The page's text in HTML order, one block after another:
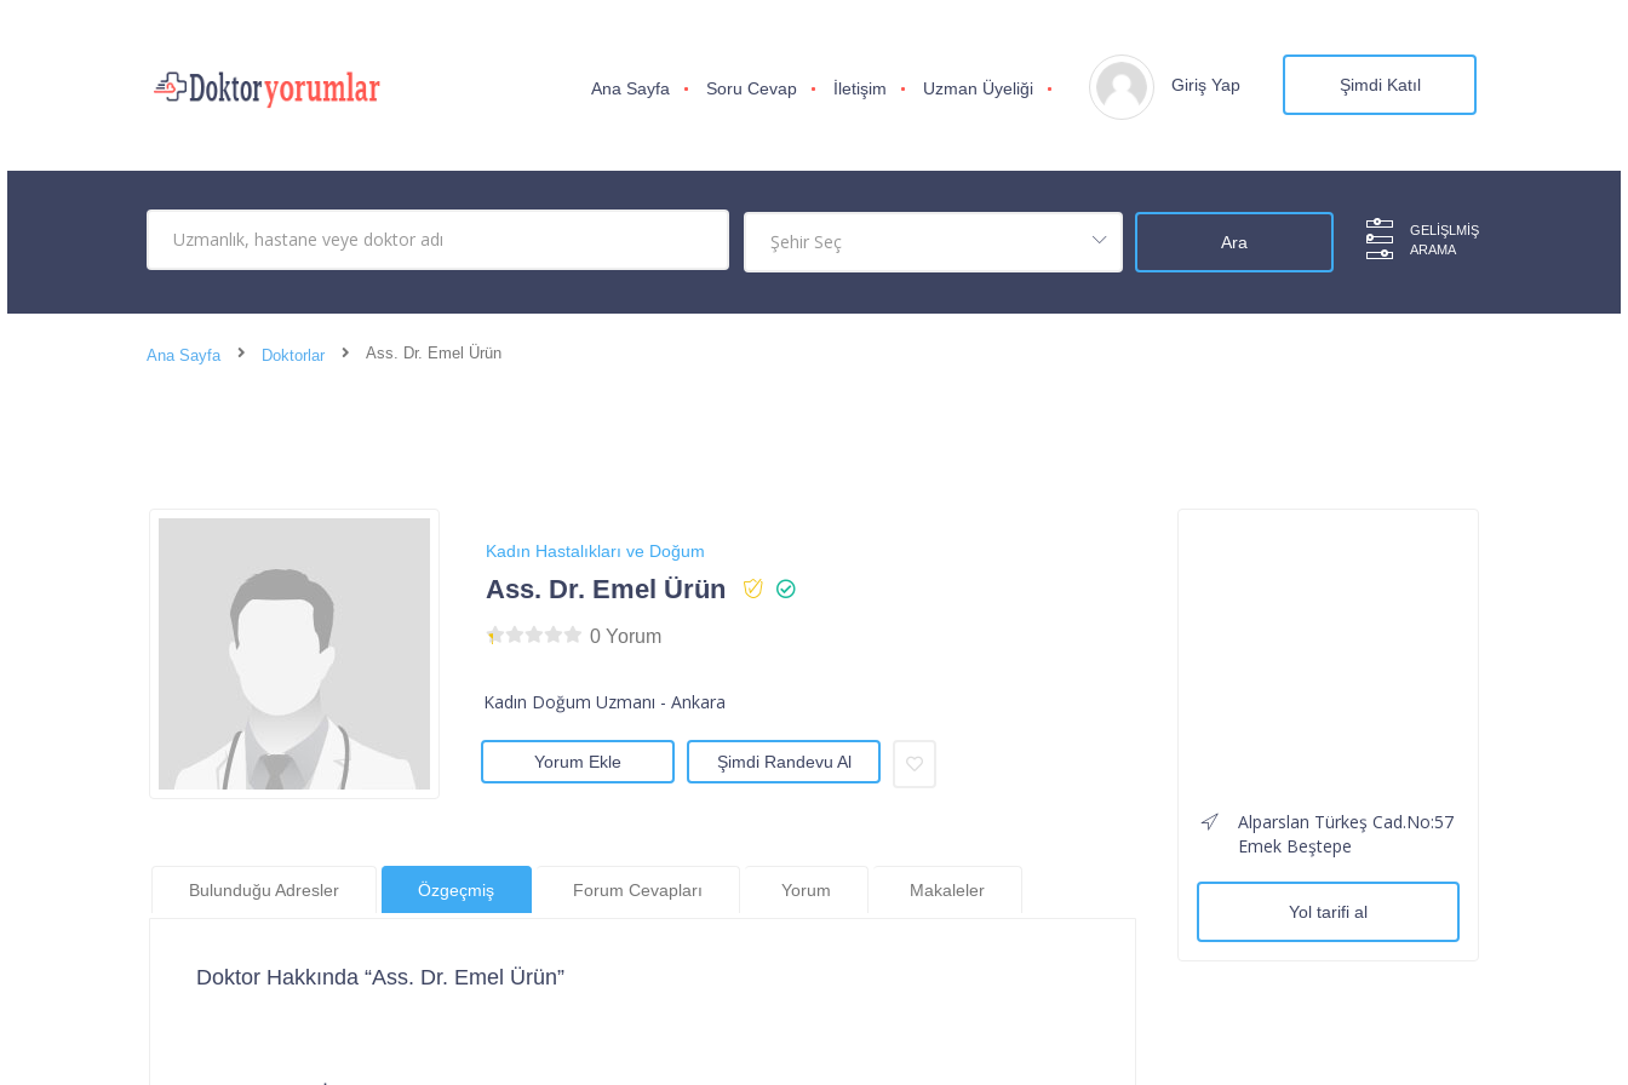
Ana Sayfa Soru Cevap İletişim Uzman Üyeliği Giriş Yap Şimdi Katıl
GELIŞLMIŞ
ARAMA
Ana Sayfa Doktorlar Ass. Dr. Emel Ürün
Kadın Hastalıkları ve Doğum
Ass. Dr. Emel Ürün
0 Yorum
Kadın Doğum Uzmanı - Ankara
Yorum Ekle Şimdi Randevu Al
Bulunduğu Adresler Özgeçmiş Forum Cevapları Yorum Makaleler
Doktor Hakkında “Ass. Dr. Emel Ürün”
Alparslan Türkeş Cad.No:57
Emek Beştepe
Yol tarifi al